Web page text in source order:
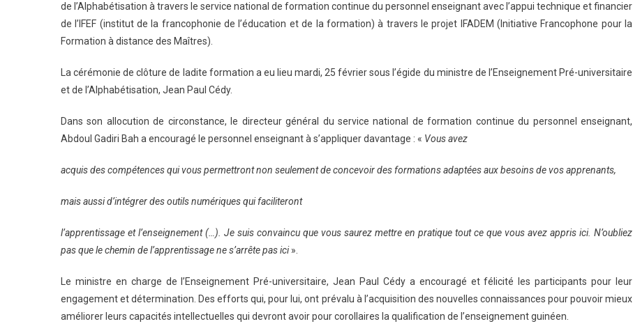
de l’Alphabétisation à travers le service national de formation continue du personnel enseignant avec l’appui technique et financier
de I’IFEF (institut de la francophonie de l’éducation et de la formation) à travers le projet IFADEM (Initiative Francophone pour la
Formation à distance des Maîtres).
La cérémonie de clôture de ladite formation a eu lieu mardi, 25 février sous l’égide du ministre de l’Enseignement Pré-universitaire
et de l’Alphabétisation, Jean Paul Cédy.
Dans son allocution de circonstance, le directeur général du service national de formation continue du personnel enseignant,
Abdoul Gadiri Bah a encouragé le personnel enseignant à s’appliquer davantage : « Vous avez
acquis des compétences qui vous permettront non seulement de concevoir des formations adaptées aux besoins de vos apprenants,
mais aussi d’intégrer des outils numériques qui faciliteront
l’apprentissage et l’enseignement (…). Je suis convaincu que vous saurez mettre en pratique tout ce que vous avez appris ici. N’oubliez
pas que le chemin de l’apprentissage ne s’arrête pas ici».
Le ministre en charge de l’Enseignement Pré-universitaire, Jean Paul Cédy a encouragé et félicité les participants pour leur
engagement et détermination. Des efforts qui, pour lui, ont prévalu à l’acquisition des nouvelles connaissances pour pouvoir mieux
améliorer leurs capacités intellectuelles qui devront avoir pour corollaires la qualification de l’enseignement guinéen.